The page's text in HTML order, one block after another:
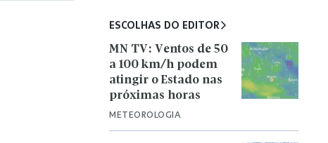
ESCOLHAS DO EDITOR
METEOROLOGIA
MN TV: Ventos de 50
a 100 km/h podem
atingir o Estado nas
próximas horas